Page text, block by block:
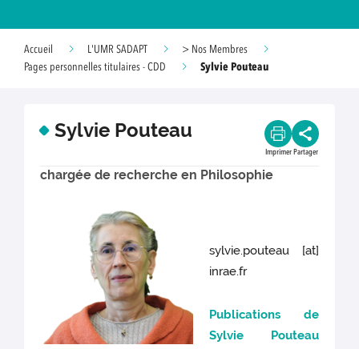
Accueil L'UMR SADAPT
> Nos Membres
Pages personnelles titulaires - CDD
Sylvie Pouteau
Sylvie Pouteau
Imprimer Partager
chargée de recherche en Philosophie
sylvie.pouteau [at]
inrae.fr
Publications de
Sylvie Pouteau